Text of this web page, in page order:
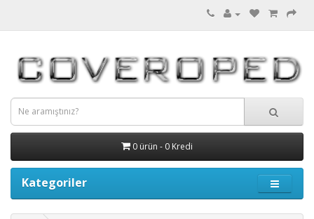
0 ürün - 0 Kredi
Kategoriler